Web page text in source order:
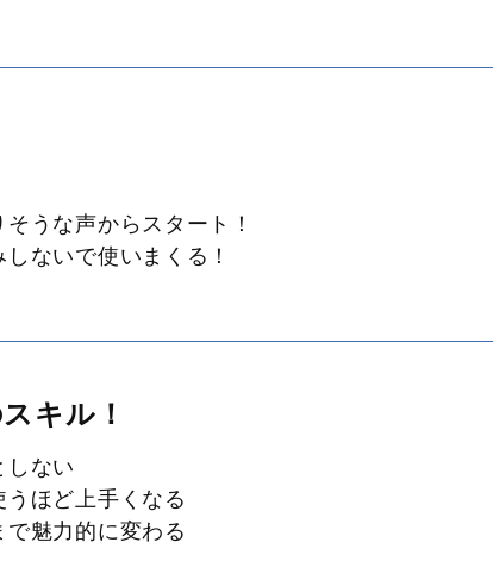
うな声からスタート！
ないで使いまくる！
キル！
しない
うほど上手くなる
で魅力的に変わる